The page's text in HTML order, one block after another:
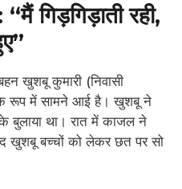
गिड़गिड़ाती रही,
खुशबू कुमारी (निवासी
के रूप में सामने आई है। खुशबू ने
बुलाया था। रात में काजल ने
खुशबू बच्चों को लेकर छत पर सो